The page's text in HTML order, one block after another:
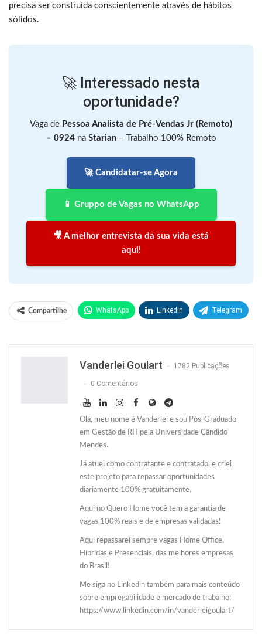
precisa ser construída conscientemente através de hábitos
sólidos.
🚀 Interessado nesta
oportunidade?
Vaga de Pessoa Analista de Pré-Vendas Jr (Remoto)
– 0924na Starian– Trabalho 100% Remoto
🚀 Candidatar-se Agora
📱 Gruppo de Vagas no WhatsApp
🎥 A melhor entrevista da sua vida está
aqui!
Compartilhe WhatsApp Linkedin Telegram
Vanderlei Goulart 1782 Publicações
0 Comentários
Olá, meu nome é Vanderlei e sou Pós-Graduado
em Gestão de RH pela Universidade Cândido
Mendes.
Já atuei como contratante e contratado, e criei
este projeto para repassar oportunidades
diariamente 100% gratuitamente.
Aqui no Quero Home você tem a garantia de
vagas 100% reais e de empresas validadas!
Aqui repassarei sempre vagas Home Office,
Híbridas e Presenciais, das melhores empresas
do Brasil!
Me siga no Linkedin também para mais conteúdo
sobre empregabilidade e mercado de trabalho:
https://www.linkedin.com/in/vanderleigoulart/